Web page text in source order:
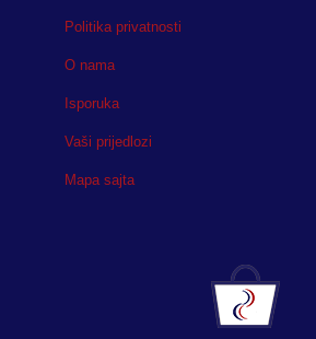
Politika privatnosti
O nama
Isporuka
Vaši prijedlozi
Mapa sajta